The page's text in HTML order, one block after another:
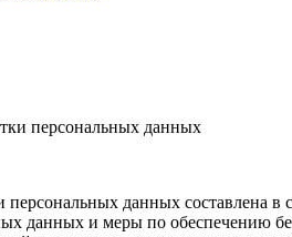
персональных данных
персональных данных составлена
данных и меры по обеспечению